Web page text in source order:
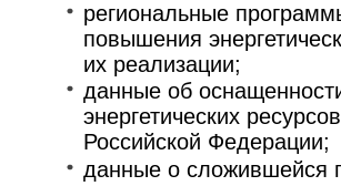
региональные
повышения
их реализации;
данные об
энергетических
Российской Федерации;
данные о сложившейся